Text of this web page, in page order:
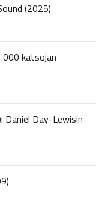
(2025)
000 katsojan
Daniel Day-Lewisin